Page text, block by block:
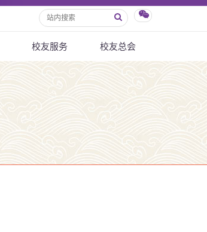
校友服务 校友总会